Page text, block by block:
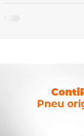
combinação
urbano,
problemas, ou
chuva sem